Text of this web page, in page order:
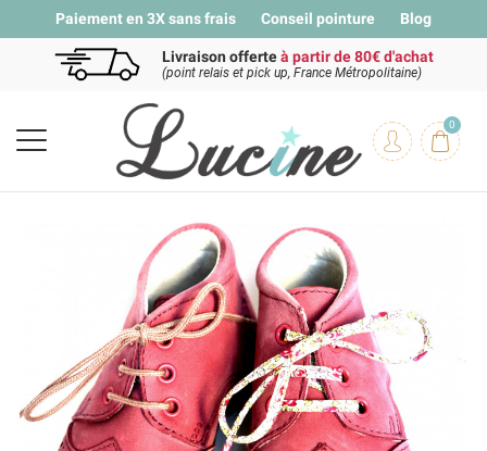
Paiement en 3X sans frais Conseil pointure Blog
Livraison offerteà partir de 80€ d'achat
(point relais et pick up, France Métropolitaine)
0